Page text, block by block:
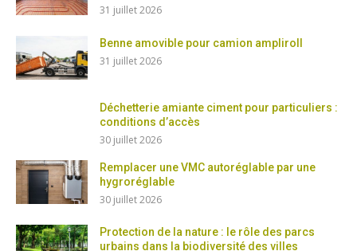
31 juillet 2026
Benne amovible pour camion ampliroll
31 juillet 2026
Déchetterie amiante ciment pour particuliers :
conditions d’accès
30 juillet 2026
Remplacer une VMC autoréglable par une
hygroréglable
30 juillet 2026
Protection de la nature : le rôle des parcs
urbains dans la biodiversité des villes